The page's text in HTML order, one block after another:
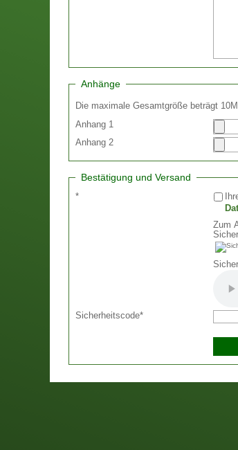
Anhänge
Die maximale Gesamtgröße beträgt
Anhang 1
Anhang 2
Bestätigung und Versand
*
Zum
Sicherheitscode*